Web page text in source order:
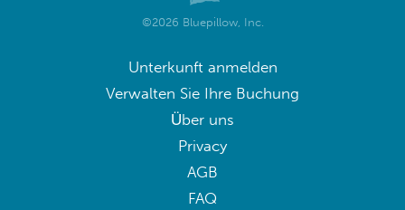
©2026 Bluepillow, Inc.
Unterkunft anmelden
Verwalten Sie Ihre Buchung
Über uns
Privacy
AGB
FAQ